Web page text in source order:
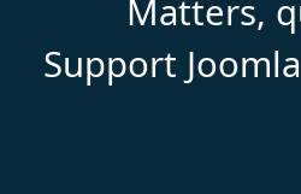
Matters,
Support